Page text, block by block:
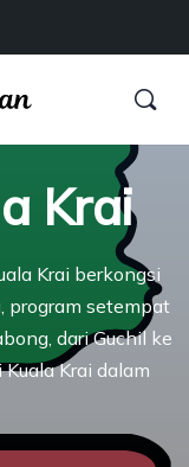
Krai
Krai berkongsi
program setempat
dari Guchil ke
Krai dalam